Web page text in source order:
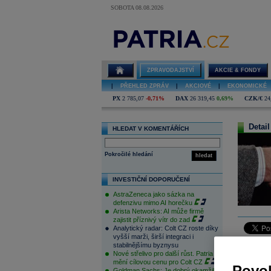
SOBOTA 08.08.2026
ZPRAVODAJSTVÍ AKCIE & FONDY
PŘEHLED ZPRÁV AKCIOVÉ EKONOMICKÉ
PX 2 785,07 -0,71% DAX 26 319,45 0,69% CZK/€
HLEDAT V KOMENTÁŘÍCH
hledat
Pokročilé hledání
INVESTIČNÍ DOPORUČENÍ
AstraZeneca jako sázka na
defenzivu mimo AI horečku
Arista Networks: AI může firmě
zajistit příznivý vítr do zad
Analytický radar: Colt CZ roste díky
vyšší marži, širší integraci i
stabilnějšímu byznysu
Nové střelivo pro další růst. Patria
mění cílovou cenu pro Colt CZ
dnes